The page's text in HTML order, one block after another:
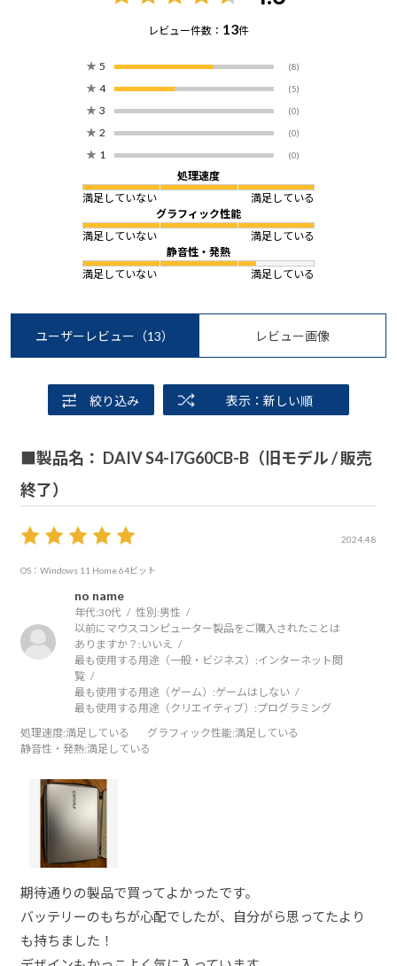
レビュー件数： 13件
★ 5 (8)
★ 4 (5)
★ 3 (0)
★ 2 (0)
★ 1 (0)
処理速度
満足していない
満足している
グラフィック性能
満足していない
満足している
静音性・発熱
満足していない
満足している
ユーザーレビュー （13） レビュー画像
絞り込み 表示：新しい順
■製品名： DAIV S4-I7G60CB-B（旧モデル / 販売
終了）
2024.4.8
OS：Windows 11 Home 64ビット
no name
年代:30代 性別:男性
以前にマウスコンピューター製品をご購入されたことは
ありますか？: いいえ
最も使用する用途（一般・ビジネス）:インターネット閲
覧
最も使用する用途（ゲーム）:ゲームはしない
最も使用する用途（クリエイティブ）:プログラミング
処理速度:満足している グラフィック性能:満足している
静音性・発熱:満足している
期待通りの製品で買ってよかったです。
バッテリーのもちが心配でしたが、自分がら思ってたより
も持ちました！